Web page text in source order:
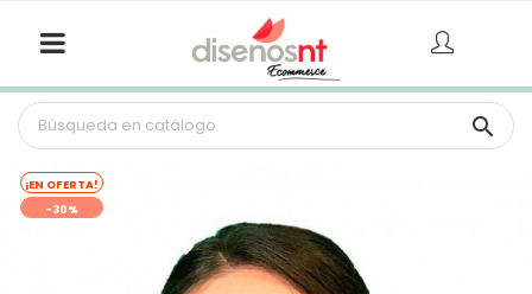

¡EN OFERTA!
-30%